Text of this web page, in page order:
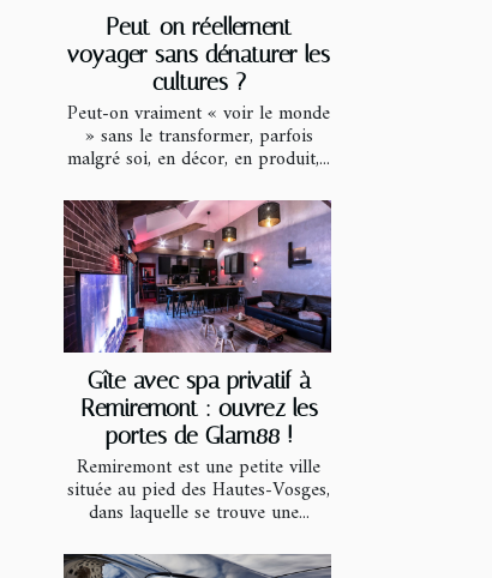
Peut-on réellement
voyager sans dénaturer les
cultures ?
Peut-on vraiment « voir le monde
» sans le transformer, parfois
malgré soi, en décor, en produit,...
Gîte avec spa privatif à
Remiremont : ouvrez les
portes de Glam88 !
Remiremont est une petite ville
située au pied des Hautes-Vosges,
dans laquelle se trouve une...